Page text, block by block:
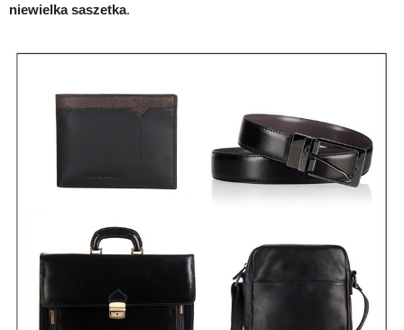
niewielka saszetka.